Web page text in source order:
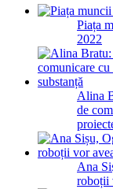
Piața
2022
Alina
de
Ana
roboții